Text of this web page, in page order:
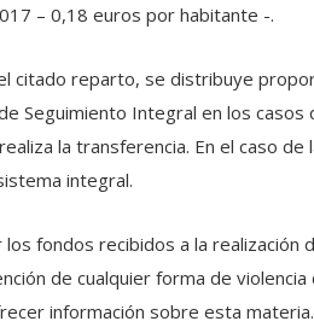
– 0,18 euros por habitante -.
citado reparto, se distribuye
Seguimiento Integral en los casos
la transferencia. En el caso de
integral.
fondos recibidos a la realización
de cualquier forma de
información sobre esta